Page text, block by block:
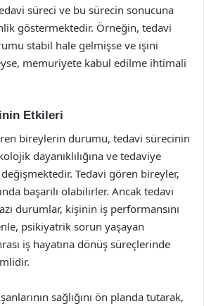
süreci ve bu sürecin sonucuna
göstermektedir. Örneğin, tedavi
stabil hale gelmişse ve işini
memuriyete kabul edilme ihtimali
Etkileri
bireylerin durumu, tedavi sürecinin
dayanıklılığına ve tedaviye
değişmektedir. Tedavi gören bireyler,
başarılı olabilirler. Ancak tedavi
durumlar, kişinin iş performansını
psikiyatrik sorun yaşayan
iş hayatına dönüş süreçlerinde
sağlığını ön planda tutarak,